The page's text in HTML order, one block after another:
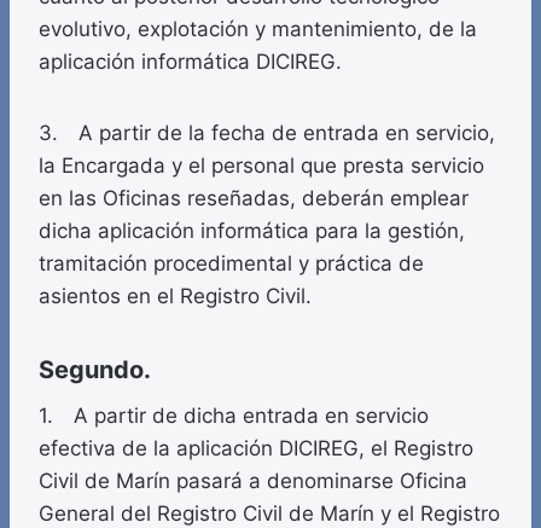
evolutivo, explotación y mantenimiento, de la
aplicación informática DICIREG.
3. A partir de la fecha de entrada en servicio,
la Encargada y el personal que presta servicio
en las Oficinas reseñadas, deberán emplear
dicha aplicación informática para la gestión,
tramitación procedimental y práctica de
asientos en el Registro Civil.
Segundo.
1. A partir de dicha entrada en servicio
efectiva de la aplicación DICIREG, el Registro
Civil de Marín pasará a denominarse Oficina
General del Registro Civil de Marín y el Registro